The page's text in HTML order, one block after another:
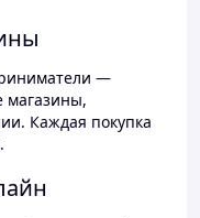
—
магазины,
Каждая покупка